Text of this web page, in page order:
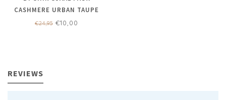
CASHMERE URBAN TAUPE
€24,95 €10,00
REVIEWS